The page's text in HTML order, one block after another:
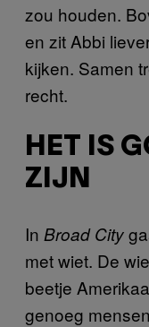
zou houden.
en zit Abbi
kijken. Samen
recht.
HET IS
ZIJN
In Broad City
met wiet. De
beetje
genoeg